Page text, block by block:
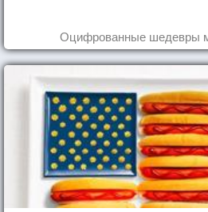
Оцифрованные шедевры